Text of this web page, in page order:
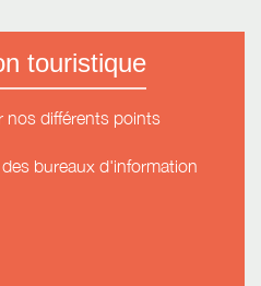
touristique
nos différents points
bureaux d'information